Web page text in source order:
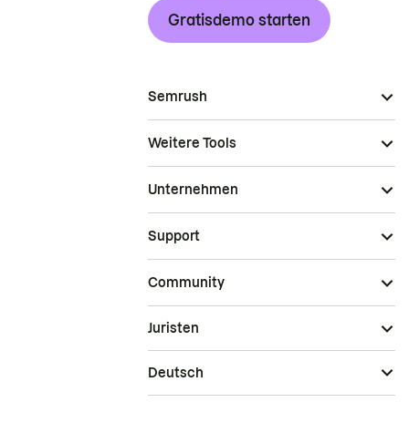
Gratisdemo starten
Semrush
Weitere Tools
Unternehmen
Support
Community
Juristen
Deutsch